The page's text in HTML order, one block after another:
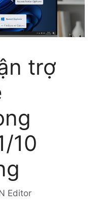
trợ
10
Editor